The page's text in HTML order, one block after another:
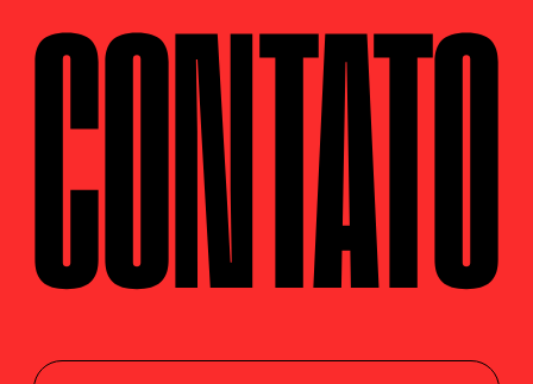
CONTATO